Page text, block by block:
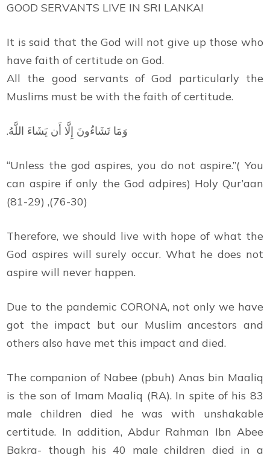
GOOD SERVANTS LIVE IN SRI LANKA!
It is said that the God will not give up those who
have faith of certitude on God.
All the good servants of God particularly the
Muslims must be with the faith of certitude.
.وَمَا تَشَاءُونَ إِلَّا أَن يَشَاءَ اللَّهُ
“Unless the god aspires, you do not aspire.”( You
can aspire if only the God adpires) Holy Qur’aan
(81-29) ,(76-30)
Therefore, we should live with hope of what the
God aspires will surely occur. What he does not
aspire will never happen.
Due to the pandemic CORONA, not only we have
got the impact but our Muslim ancestors and
others also have met this impact and died.
The companion of Nabee (pbuh) Anas bin Maaliq
is the son of Imam Maaliq (RA). In spite of his 83
male children died he was with unshakable
certitude. In addition, Abdur Rahman Ibn Abee
Bakra- though his 40 male children died in a